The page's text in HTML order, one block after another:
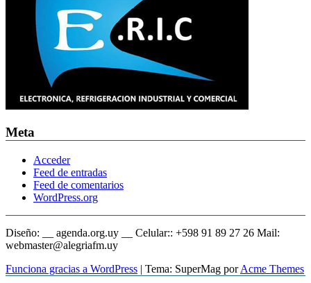
Meta
Acceder
Feed de entradas
Feed de comentarios
WordPress.org
Diseño: __ agenda.org.uy __ Celular:: +598 91 89 27 26 Mail:
webmaster@alegriafm.uy
Funciona gracias a WordPress | Tema: SuperMag porAcme Themes